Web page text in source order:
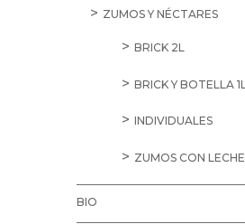
ZUMOS Y NÉCTARES
BRICK 2L
BRICK Y BOTELLA 1L
INDIVIDUALES
ZUMOS CON LECHE
BIO